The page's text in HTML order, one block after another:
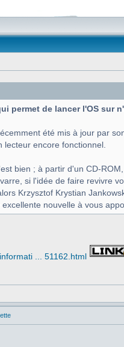
permet de lancer l'OS sur
été mis à jour par
encore fonctionnel.
bien ; à partir d'un CD-
si l'idée de faire revivre
Krzysztof Krystian
nouvelle à vous
... 51162.html